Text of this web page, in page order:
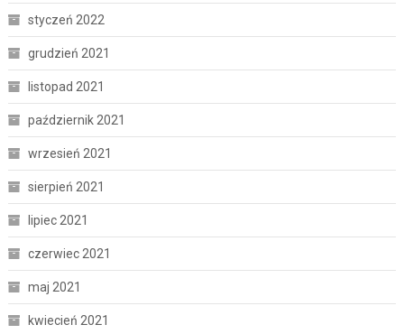
styczeń 2022
grudzień 2021
listopad 2021
październik 2021
wrzesień 2021
sierpień 2021
lipiec 2021
czerwiec 2021
maj 2021
kwiecień 2021